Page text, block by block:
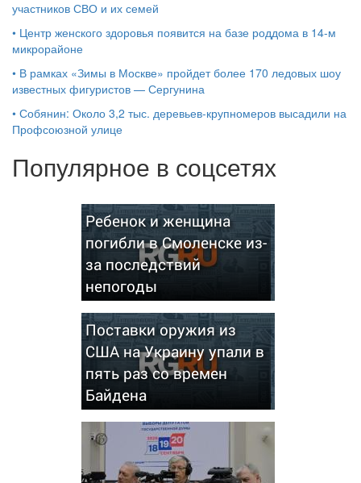
участников СВО и их семей
• Центр женского здоровья появится на базе роддома в 14-м
микрорайоне
• В рамках «Зимы в Москве» пройдет более 170 ледовых шоу
известных фигуристов — Сергунина
• Собянин: Около 3,2 тыс. деревьев-крупномеров высадили на
Профсоюзной улице
Популярное в соцсетях
Ребенок и женщина
погибли в Смоленске из-
за последствий
непогоды
Поставки оружия из
США на Украину упали в
пять раз со времен
Байдена